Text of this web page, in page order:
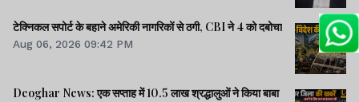
टेक्निकल सपोर्ट के बहाने अमेरिकी नागरिकों से ठगी, CBI ने 4 को दबोचा
Aug 06, 2026 09:42 PM
Deoghar News: एक सप्ताह में 10.5 लाख श्रद्धालुओं ने किया बाबा